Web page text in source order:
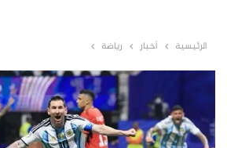
الرئيسية أخبار رياضة